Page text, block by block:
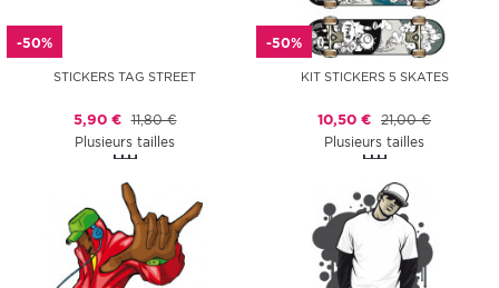
-50%
STICKERS TAG STREET
5,90 € 11,80 €
Plusieurs tailles
-50%
KIT STICKERS 5 SKATES
10,50 € 21,00 €
Plusieurs tailles